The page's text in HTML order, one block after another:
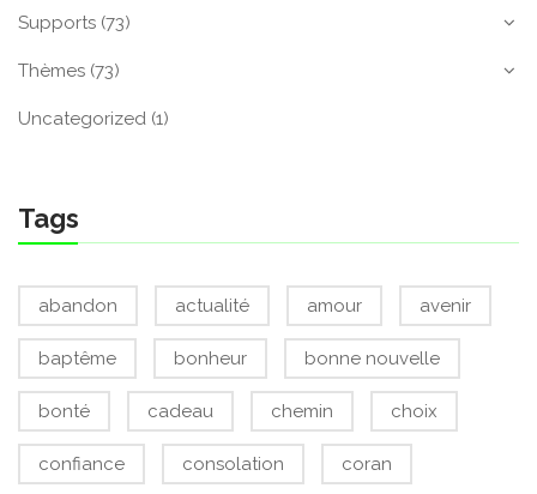
Supports (73)
Thèmes (73)
Uncategorized (1)
Tags
abandon actualité amour avenir
baptême bonheur bonne nouvelle
bonté cadeau chemin choix
confiance consolation coran